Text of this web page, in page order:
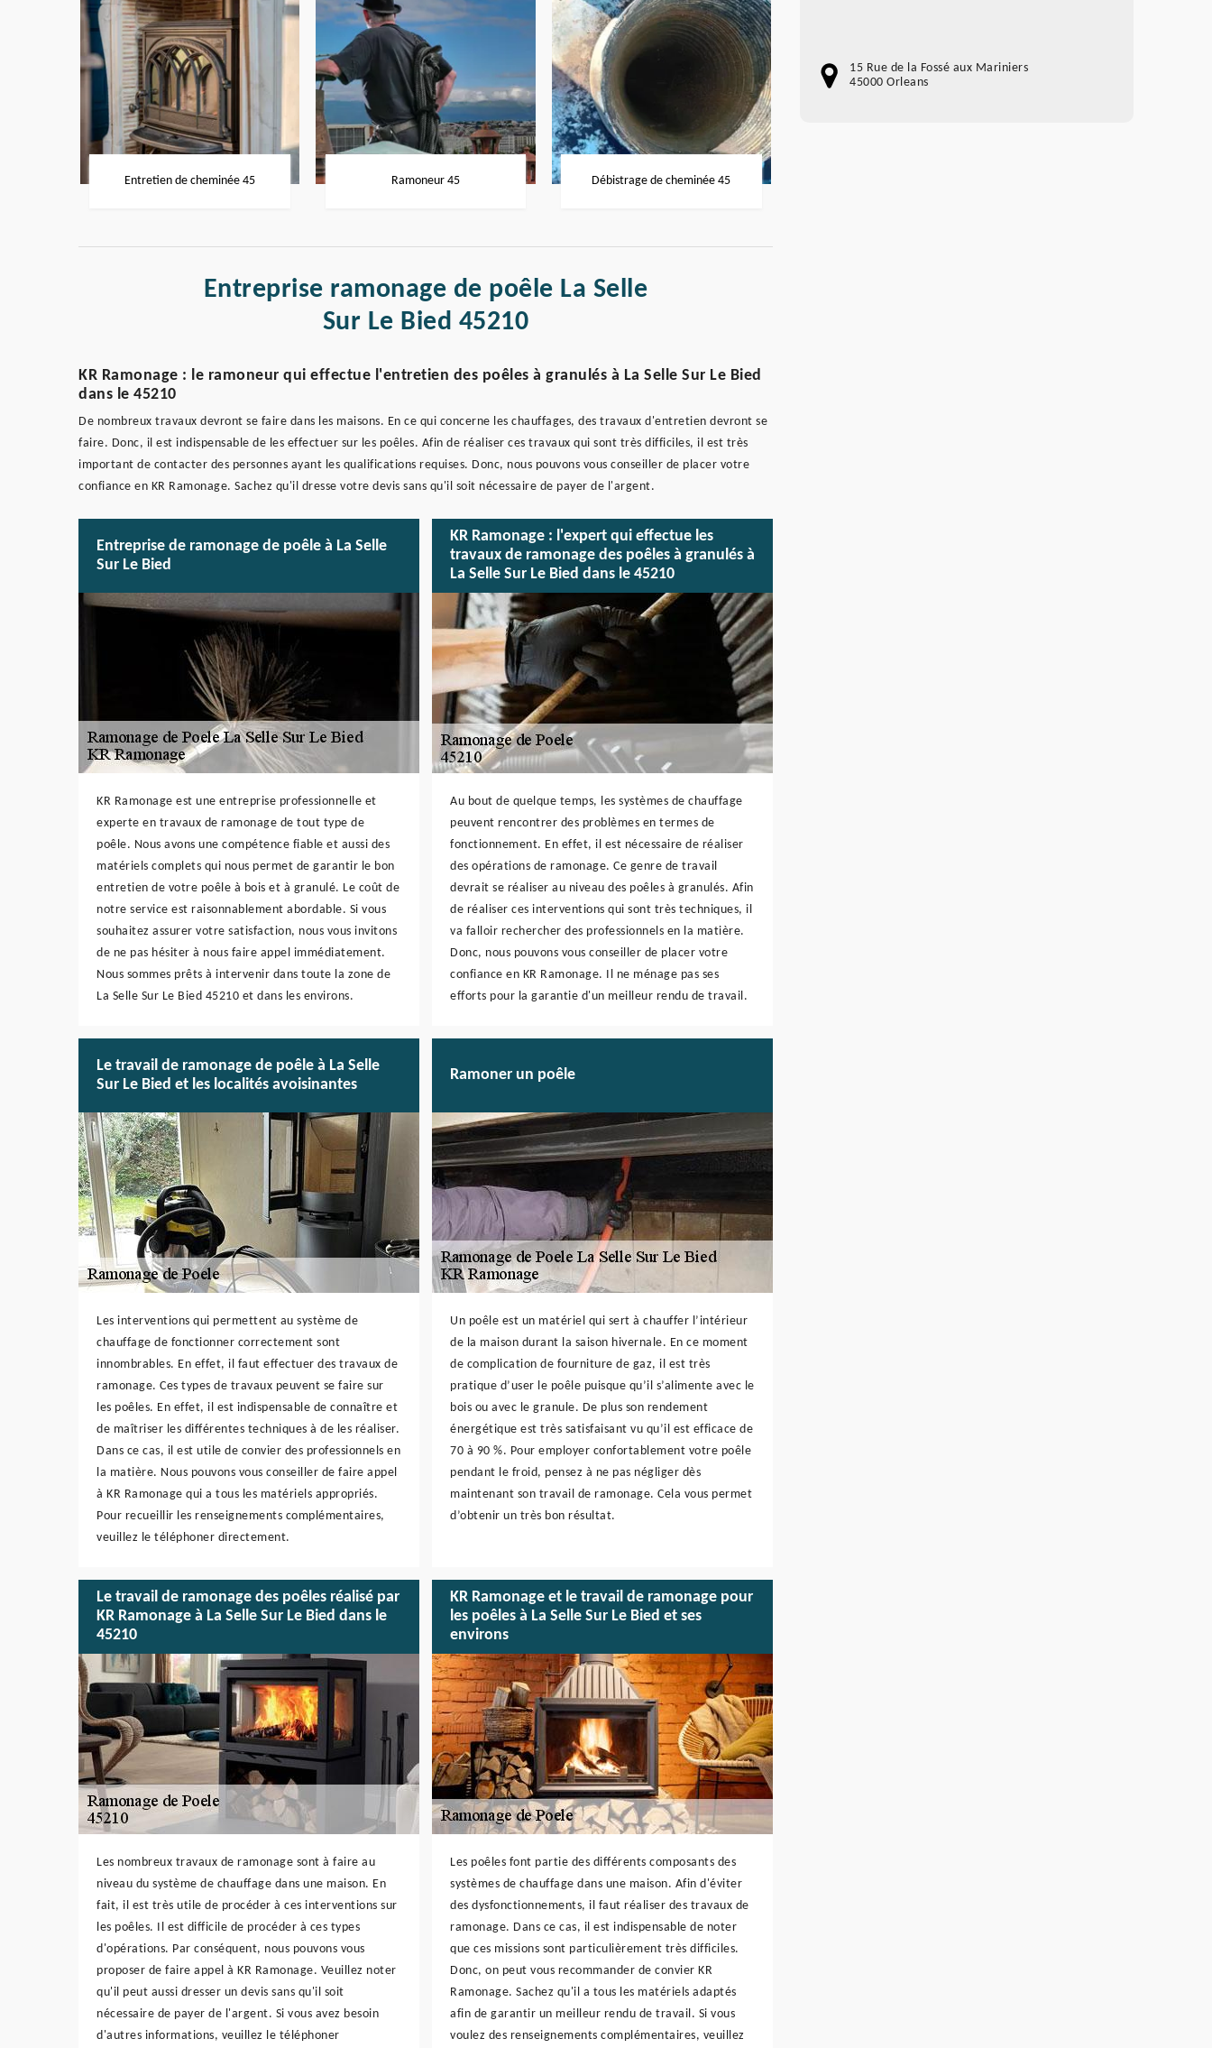
Entretien de cheminée 45 Ramoneur 45 Débistrage de cheminée 45
Entreprise ramonage de poêle La Selle
Sur Le Bied 45210
KR Ramonage : le ramoneur qui effectue l'entretien des poêles à granulés à La Selle Sur Le Bied
dans le 45210
De nombreux travaux devront se faire dans les maisons. En ce qui concerne les chauffages, des travaux d'entretien devront se
faire. Donc, il est indispensable de les effectuer sur les poêles. Afin de réaliser ces travaux qui sont très difficiles, il est très
important de contacter des personnes ayant les qualifications requises. Donc, nous pouvons vous conseiller de placer votre
confiance en KR Ramonage. Sachez qu'il dresse votre devis sans qu'il soit nécessaire de payer de l'argent.
Entreprise de ramonage de poêle à La Selle
Sur Le Bied
KR Ramonage est une entreprise professionnelle et
experte en travaux de ramonage de tout type de
poêle. Nous avons une compétence fiable et aussi des
matériels complets qui nous permet de garantir le bon
entretien de votre poêle à bois et à granulé. Le coût de
notre service est raisonnablement abordable. Si vous
souhaitez assurer votre satisfaction, nous vous invitons
de ne pas hésiter à nous faire appel immédiatement.
Nous sommes prêts à intervenir dans toute la zone de
La Selle Sur Le Bied 45210 et dans les environs.
KR Ramonage : l'expert qui effectue les
travaux de ramonage des poêles à granulés à
La Selle Sur Le Bied dans le 45210
Au bout de quelque temps, les systèmes de chauffage
peuvent rencontrer des problèmes en termes de
fonctionnement. En effet, il est nécessaire de réaliser
des opérations de ramonage. Ce genre de travail
devrait se réaliser au niveau des poêles à granulés. Afin
de réaliser ces interventions qui sont très techniques, il
va falloir rechercher des professionnels en la matière.
Donc, nous pouvons vous conseiller de placer votre
confiance en KR Ramonage. Il ne ménage pas ses
efforts pour la garantie d'un meilleur rendu de travail.
Le travail de ramonage de poêle à La Selle
Sur Le Bied et les localités avoisinantes
Les interventions qui permettent au système de
chauffage de fonctionner correctement sont
innombrables. En effet, il faut effectuer des travaux de
ramonage. Ces types de travaux peuvent se faire sur
les poêles. En effet, il est indispensable de connaître et
de maîtriser les différentes techniques à de les réaliser.
Dans ce cas, il est utile de convier des professionnels en
la matière. Nous pouvons vous conseiller de faire appel
à KR Ramonage qui a tous les matériels appropriés.
Pour recueillir les renseignements complémentaires,
veuillez le téléphoner directement.
Ramoner un poêle
Un poêle est un matériel qui sert à chauffer l’intérieur
de la maison durant la saison hivernale. En ce moment
de complication de fourniture de gaz, il est très
pratique d’user le poêle puisque qu’il s’alimente avec le
bois ou avec le granule. De plus son rendement
énergétique est très satisfaisant vu qu’il est efficace de
70 à 90 %. Pour employer confortablement votre poêle
pendant le froid, pensez à ne pas négliger dès
maintenant son travail de ramonage. Cela vous permet
d’obtenir un très bon résultat.
Le travail de ramonage des poêles réalisé par
KR Ramonage à La Selle Sur Le Bied dans le
45210
Les nombreux travaux de ramonage sont à faire au
niveau du système de chauffage dans une maison. En
fait, il est très utile de procéder à ces interventions sur
les poêles. Il est difficile de procéder à ces types
d'opérations. Par conséquent, nous pouvons vous
proposer de faire appel à KR Ramonage. Veuillez noter
qu'il peut aussi dresser un devis sans qu'il soit
nécessaire de payer de l'argent. Si vous avez besoin
d'autres informations, veuillez le téléphoner
KR Ramonage et le travail de ramonage pour
les poêles à La Selle Sur Le Bied et ses
environs
Les poêles font partie des différents composants des
systèmes de chauffage dans une maison. Afin d'éviter
des dysfonctionnements, il faut réaliser des travaux de
ramonage. Dans ce cas, il est indispensable de noter
que ces missions sont particulièrement très difficiles.
Donc, on peut vous recommander de convier KR
Ramonage. Sachez qu'il a tous les matériels adaptés
afin de garantir un meilleur rendu de travail. Si vous
voulez des renseignements complémentaires, veuillez
15 Rue de la Fossé aux Mariniers
45000 Orleans